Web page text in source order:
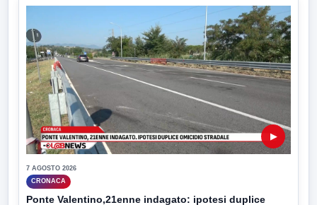
▶
7 AGOSTO 2026
CRONACA
Ponte Valentino,21enne indagato: ipotesi duplice